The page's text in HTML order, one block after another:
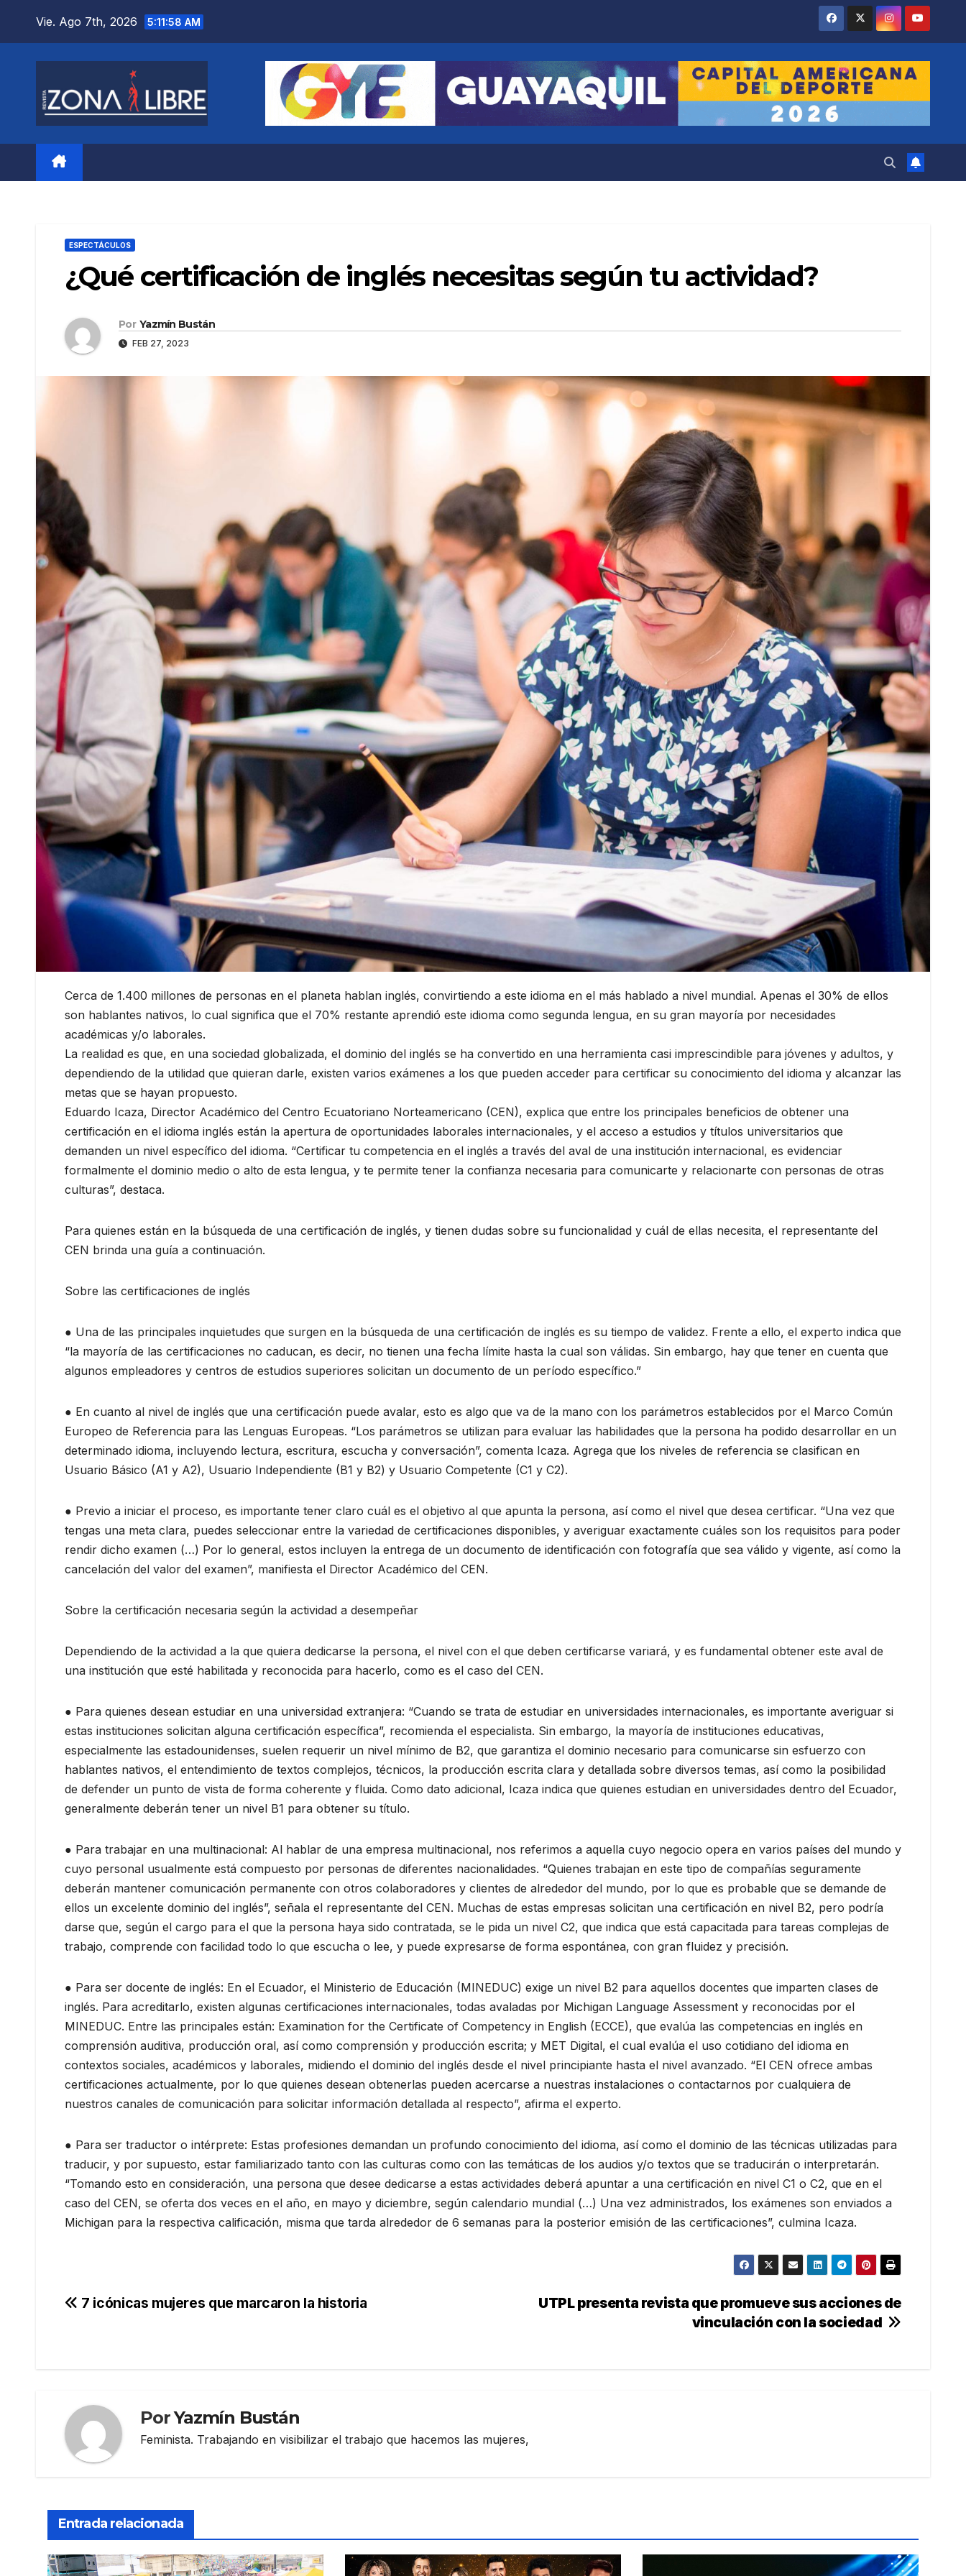
Vie. Ago 7th, 2026 5:11:59 AM
ESPECTÁCULOS
¿Qué certificación de inglés necesitas según tu actividad?
Por Yazmín Bustán
FEB 27, 2023
Cerca de 1.400 millones de personas en el planeta hablan inglés, convirtiendo a este idioma en el más hablado a nivel mundial. Apenas el 30% de ellos
son hablantes nativos, lo cual significa que el 70% restante aprendió este idioma como segunda lengua, en su gran mayoría por necesidades
académicas y/o laborales.
La realidad es que, en una sociedad globalizada, el dominio del inglés se ha convertido en una herramienta casi imprescindible para jóvenes y adultos, y
dependiendo de la utilidad que quieran darle, existen varios exámenes a los que pueden acceder para certificar su conocimiento del idioma y alcanzar las
metas que se hayan propuesto.
Eduardo Icaza, Director Académico del Centro Ecuatoriano Norteamericano (CEN), explica que entre los principales beneficios de obtener una
certificación en el idioma inglés están la apertura de oportunidades laborales internacionales, y el acceso a estudios y títulos universitarios que
demanden un nivel específico del idioma. “Certificar tu competencia en el inglés a través del aval de una institución internacional, es evidenciar
formalmente el dominio medio o alto de esta lengua, y te permite tener la confianza necesaria para comunicarte y relacionarte con personas de otras
culturas”, destaca.
Para quienes están en la búsqueda de una certificación de inglés, y tienen dudas sobre su funcionalidad y cuál de ellas necesita, el representante del
CEN brinda una guía a continuación.
Sobre las certificaciones de inglés
● Una de las principales inquietudes que surgen en la búsqueda de una certificación de inglés es su tiempo de validez. Frente a ello, el experto indica que
“la mayoría de las certificaciones no caducan, es decir, no tienen una fecha límite hasta la cual son válidas. Sin embargo, hay que tener en cuenta que
algunos empleadores y centros de estudios superiores solicitan un documento de un período específico.”
● En cuanto al nivel de inglés que una certificación puede avalar, esto es algo que va de la mano con los parámetros establecidos por el Marco Común
Europeo de Referencia para las Lenguas Europeas. “Los parámetros se utilizan para evaluar las habilidades que la persona ha podido desarrollar en un
determinado idioma, incluyendo lectura, escritura, escucha y conversación”, comenta Icaza. Agrega que los niveles de referencia se clasifican en
Usuario Básico (A1 y A2), Usuario Independiente (B1 y B2) y Usuario Competente (C1 y C2).
● Previo a iniciar el proceso, es importante tener claro cuál es el objetivo al que apunta la persona, así como el nivel que desea certificar. “Una vez que
tengas una meta clara, puedes seleccionar entre la variedad de certificaciones disponibles, y averiguar exactamente cuáles son los requisitos para poder
rendir dicho examen (…) Por lo general, estos incluyen la entrega de un documento de identificación con fotografía que sea válido y vigente, así como la
cancelación del valor del examen”, manifiesta el Director Académico del CEN.
Sobre la certificación necesaria según la actividad a desempeñar
Dependiendo de la actividad a la que quiera dedicarse la persona, el nivel con el que deben certificarse variará, y es fundamental obtener este aval de
una institución que esté habilitada y reconocida para hacerlo, como es el caso del CEN.
● Para quienes desean estudiar en una universidad extranjera: “Cuando se trata de estudiar en universidades internacionales, es importante averiguar si
estas instituciones solicitan alguna certificación específica”, recomienda el especialista. Sin embargo, la mayoría de instituciones educativas,
especialmente las estadounidenses, suelen requerir un nivel mínimo de B2, que garantiza el dominio necesario para comunicarse sin esfuerzo con
hablantes nativos, el entendimiento de textos complejos, técnicos, la producción escrita clara y detallada sobre diversos temas, así como la posibilidad
de defender un punto de vista de forma coherente y fluida. Como dato adicional, Icaza indica que quienes estudian en universidades dentro del Ecuador,
generalmente deberán tener un nivel B1 para obtener su título.
● Para trabajar en una multinacional: Al hablar de una empresa multinacional, nos referimos a aquella cuyo negocio opera en varios países del mundo y
cuyo personal usualmente está compuesto por personas de diferentes nacionalidades. “Quienes trabajan en este tipo de compañías seguramente
deberán mantener comunicación permanente con otros colaboradores y clientes de alrededor del mundo, por lo que es probable que se demande de
ellos un excelente dominio del inglés”, señala el representante del CEN. Muchas de estas empresas solicitan una certificación en nivel B2, pero podría
darse que, según el cargo para el que la persona haya sido contratada, se le pida un nivel C2, que indica que está capacitada para tareas complejas de
trabajo, comprende con facilidad todo lo que escucha o lee, y puede expresarse de forma espontánea, con gran fluidez y precisión.
● Para ser docente de inglés: En el Ecuador, el Ministerio de Educación (MINEDUC) exige un nivel B2 para aquellos docentes que imparten clases de
inglés. Para acreditarlo, existen algunas certificaciones internacionales, todas avaladas por Michigan Language Assessment y reconocidas por el
MINEDUC. Entre las principales están: Examination for the Certificate of Competency in English (ECCE), que evalúa las competencias en inglés en
comprensión auditiva, producción oral, así como comprensión y producción escrita; y MET Digital, el cual evalúa el uso cotidiano del idioma en
contextos sociales, académicos y laborales, midiendo el dominio del inglés desde el nivel principiante hasta el nivel avanzado. “El CEN ofrece ambas
certificaciones actualmente, por lo que quienes desean obtenerlas pueden acercarse a nuestras instalaciones o contactarnos por cualquiera de
nuestros canales de comunicación para solicitar información detallada al respecto”, afirma el experto.
● Para ser traductor o intérprete: Estas profesiones demandan un profundo conocimiento del idioma, así como el dominio de las técnicas utilizadas para
traducir, y por supuesto, estar familiarizado tanto con las culturas como con las temáticas de los audios y/o textos que se traducirán o interpretarán.
“Tomando esto en consideración, una persona que desee dedicarse a estas actividades deberá apuntar a una certificación en nivel C1 o C2, que en el
caso del CEN, se oferta dos veces en el año, en mayo y diciembre, según calendario mundial (…) Una vez administrados, los exámenes son enviados a
Michigan para la respectiva calificación, misma que tarda alrededor de 6 semanas para la posterior emisión de las certificaciones”, culmina Icaza.
Navegación
UTPL presenta revista que promueve sus acciones de
vinculación con la sociedad
7 icónicas mujeres que marcaron la historia
PorYazmín Bustán
Feminista. Trabajando en visibilizar el trabajo que hacemos las mujeres,
Entrada relacionada